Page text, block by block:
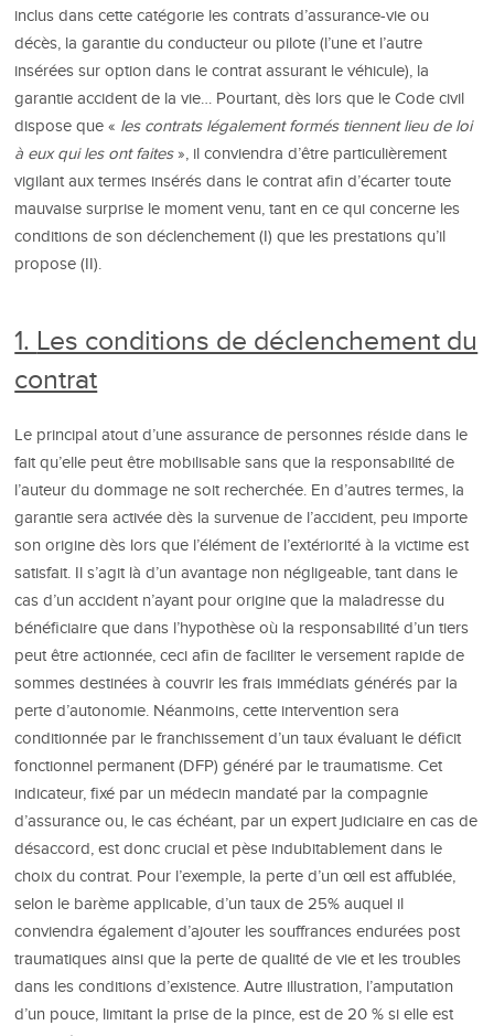
inclus dans cette catégorie les contrats d’assurance-vie ou
décès, la garantie du conducteur ou pilote (l’une et l’autre
insérées sur option dans le contrat assurant le véhicule), la
garantie accident de la vie… Pourtant, dès lors que le Code civil
dispose que « les contrats légalement formés tiennent lieu de loi
à eux qui les ont faites», il conviendra d’être particulièrement
vigilant aux termes insérés dans le contrat afin d’écarter toute
mauvaise surprise le moment venu, tant en ce qui concerne les
conditions de son déclenchement (I) que les prestations qu’il
propose (II).
1. Les conditions de déclenchement du
contrat
Le principal atout d’une assurance de personnes réside dans le
fait qu’elle peut être mobilisable sans que la responsabilité de
l’auteur du dommage ne soit recherchée. En d’autres termes, la
garantie sera activée dès la survenue de l’accident, peu importe
son origine dès lors que l’élément de l’extériorité à la victime est
satisfait. Il s’agit là d’un avantage non négligeable, tant dans le
cas d’un accident n’ayant pour origine que la maladresse du
bénéficiaire que dans l’hypothèse où la responsabilité d’un tiers
peut être actionnée, ceci afin de faciliter le versement rapide de
sommes destinées à couvrir les frais immédiats générés par la
perte d’autonomie. Néanmoins, cette intervention sera
conditionnée par le franchissement d’un taux évaluant le déficit
fonctionnel permanent (DFP) généré par le traumatisme. Cet
indicateur, fixé par un médecin mandaté par la compagnie
d’assurance ou, le cas échéant, par un expert judiciaire en cas de
désaccord, est donc crucial et pèse indubitablement dans le
choix du contrat. Pour l’exemple, la perte d’un œil est affublée,
selon le barème applicable, d’un taux de 25% auquel il
conviendra également d’ajouter les souffrances endurées post
traumatiques ainsi que la perte de qualité de vie et les troubles
dans les conditions d’existence. Autre illustration, l’amputation
d’un pouce, limitant la prise de la pince, est de 20 % si elle est